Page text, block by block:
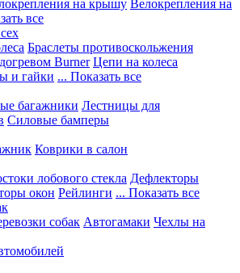
на крышу Велокрепления на
все
Браслеты противоскольжения
Burner Цепи на колеса
и гайки ... Показать все
багажники Лестницы для
Силовые бамперы
Коврики в салон
лобового стекла Дефлекторы
окон Рейлинги ... Показать все
собак Автогамаки Чехлы на